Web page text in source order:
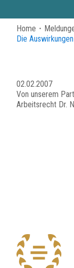
Home ・
Die
02.02.2007
Von unserem
Arbeitsrecht Dr.